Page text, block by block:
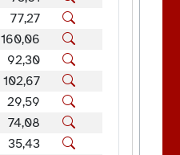
77,27
160,06
92,30
102,67
29,59
74,08
35,43